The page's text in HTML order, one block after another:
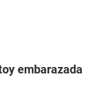
embarazada